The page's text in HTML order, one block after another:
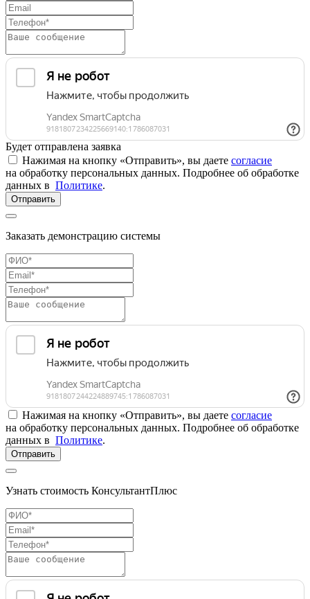
Будет отправлена заявка
Нажимая на кнопку «Отправить», вы даете согласие
на обработку персональных данных. Подробнее об обработке
данных в Политике.
Отправить
Заказать демонстрацию системы
Нажимая на кнопку «Отправить», вы даете согласие
на обработку персональных данных. Подробнее об обработке
данных в Политике.
Отправить
Узнать стоимость КонсультантПлюс